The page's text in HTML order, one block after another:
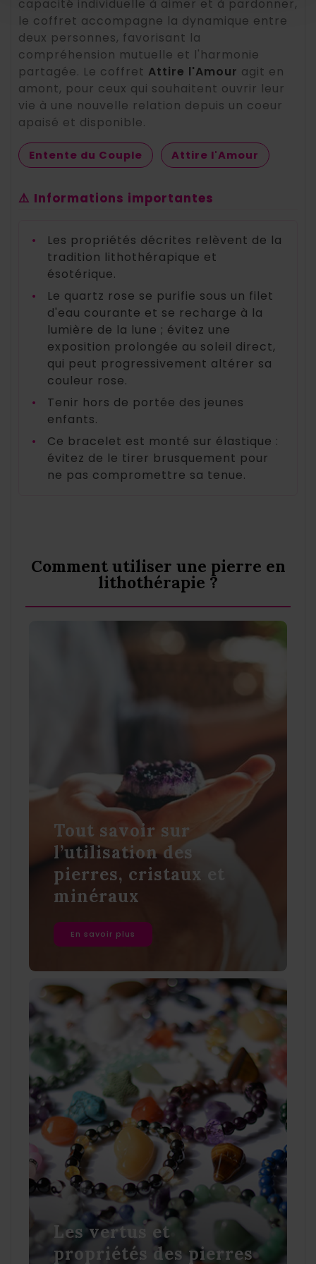
capacité individuelle à aimer et à pardonner,
le coffret accompagne la dynamique entre
deux personnes, favorisant la
compréhension mutuelle et l'harmonie
partagée. Le coffret Attire l'Amour agit en
amont, pour ceux qui souhaitent ouvrir leur
vie à une nouvelle relation depuis un coeur
apaisé et disponible.
Entente du Couple Attire l'Amour
⚠️ Informations importantes
•
Les propriétés décrites relèvent de la
tradition lithothérapique et
ésotérique.
•
Le quartz rose se purifie sous un filet
d'eau courante et se recharge à la
lumière de la lune ; évitez une
exposition prolongée au soleil direct,
qui peut progressivement altérer sa
couleur rose.
•
Tenir hors de portée des jeunes
enfants.
•
Ce bracelet est monté sur élastique :
évitez de le tirer brusquement pour
ne pas compromettre sa tenue.
Comment utiliser une pierre en
lithothérapie ?
Tout savoir sur
l’utilisation des
pierres, cristaux et
minéraux
En savoir plus
Les vertus et
propriétés des pierres